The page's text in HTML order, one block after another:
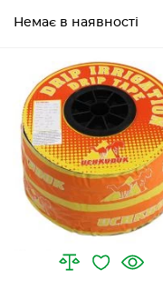
Немає в наявності